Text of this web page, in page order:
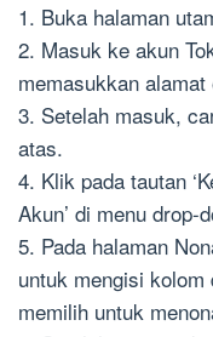
1. Buka halaman
2. Masuk ke akun
memasukkan
3. Setelah masuk,
atas.
4. Klik pada tautan
Akun’ di menu drop-
5. Pada halaman
untuk mengisi kolom
memilih untuk